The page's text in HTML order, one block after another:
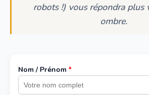
robots !) vous répondra plus
ombre.
Nom / Prénom *